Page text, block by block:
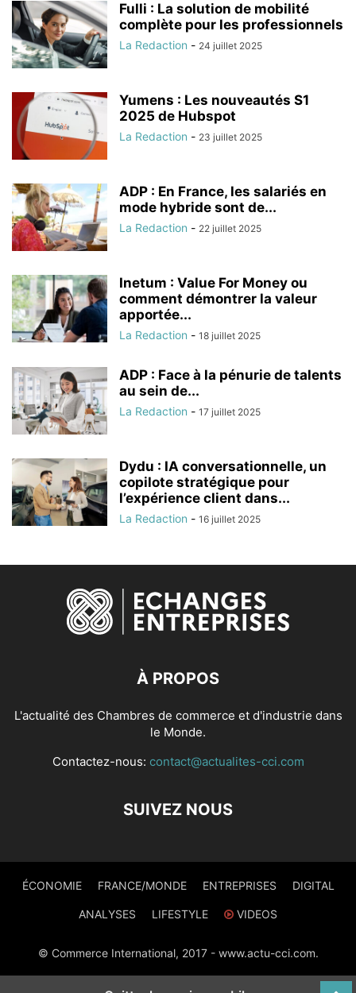
Fulli : La solution de mobilité
complète pour les professionnels
La Redaction - 24 juillet 2025
Yumens : Les nouveautés S1
2025 de Hubspot
La Redaction - 23 juillet 2025
ADP : En France, les salariés en
mode hybride sont de...
La Redaction - 22 juillet 2025
Inetum : Value For Money ou
comment démontrer la valeur
apportée...
La Redaction - 18 juillet 2025
ADP : Face à la pénurie de talents
au sein de...
La Redaction - 17 juillet 2025
Dydu : IA conversationnelle, un
copilote stratégique pour
l’expérience client dans...
La Redaction - 16 juillet 2025
À PROPOS
L'actualité des Chambres de commerce et d'industrie dans
le Monde.
Contactez-nous: contact@actualites-cci.com
SUIVEZ NOUS
ÉCONOMIE FRANCE/MONDE ENTREPRISES DIGITAL
ANALYSES LIFESTYLE VIDEOS
© Commerce International, 2017 - www.actu-cci.com.